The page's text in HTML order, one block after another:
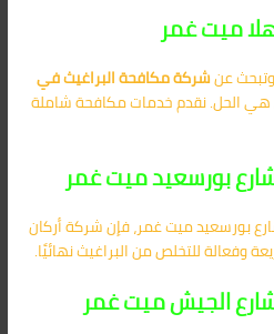
ميت غمر
عنشركة مكافحة البراغيث في
هي الحل. نقدم خدمات مكافحة شاملة
بورسعيد ميت غمر
بورسعيد ميت غمر، فإن شركة أركان
وفعالة للتخلص من البراغيث نهائيًا.
الجيش ميت غمر